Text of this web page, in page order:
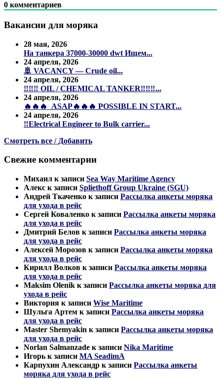
0 комментариев
Вакансии для моряка
28 мая, 2026
На танкера 37000-30000 dwt Ищем...
24 апреля, 2026
🚢 VACANCY — Crude oil...
24 апреля, 2026
‼️‼️‼️ OIL / CHEMICAL TANKER‼️‼️‼️...
24 апреля, 2026
🔥🔥🔥 ASAP🔥🔥🔥 POSSIBLE IN START...
24 апреля, 2026
‼️Electrical Engineer to Bulk carrier...
Смотреть все / Добавить
Свежие комментарии
Михаил к записи Sea Way Maritime Agency
Алекс к записи Spliethoff Group Ukraine (SGU)
Андрей Ткаченко к записи Рассылка анкеты моряка
для ухода в рейс
Сергей Коваленко к записи Рассылка анкеты моряка
для ухода в рейс
Дмитрий Белов к записи Рассылка анкеты моряка
для ухода в рейс
Алексей Морозов к записи Рассылка анкеты моряка
для ухода в рейс
Кирилл Волков к записи Рассылка анкеты моряка
для ухода в рейс
Maksim Olenik к записи Рассылка анкеты моряка для
ухода в рейс
Виктория к записи Wise Maritime
Шульга Артем к записи Рассылка анкеты моряка
для ухода в рейс
Master Shemyakin к записи Рассылка анкеты моряка
для ухода в рейс
Norlan Salmanzade к записи Nika Maritime
Игорь к записи MA SeadimA
Карпухин Александр к записи Рассылка анкеты
моряка для ухода в рейс